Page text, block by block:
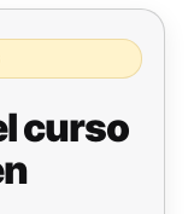
curso